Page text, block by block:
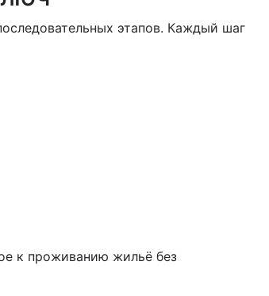
этапов. Каждый шаг
к проживанию жильё без